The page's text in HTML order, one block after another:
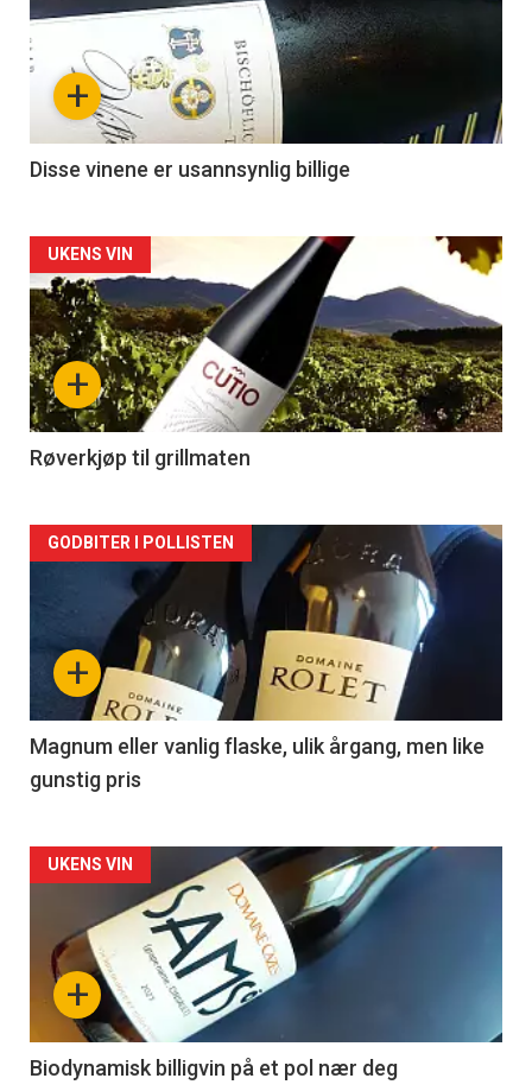
+
Disse vinene er usannsynlig billige
Forsiden
akkurat
nå
-
2
+
UKENS VIN
Røverkjøp til grillmaten
Forsiden
akkurat
nå
3
+
GODBITER I POLLISTEN
Magnum eller vanlig flaske, ulik årgang, men like
gunstig pris
Forsiden
akkurat
nå
4
+
UKENS VIN
Biodynamisk billigvin på et pol nær deg